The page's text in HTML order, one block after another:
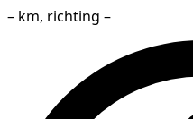
– km, richting –